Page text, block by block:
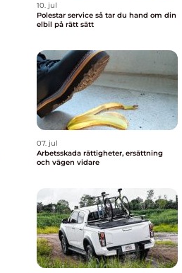
10. jul
Polestar service så tar du hand om din
elbil på rätt sätt
07. jul
Arbetsskada rättigheter, ersättning
och vägen vidare